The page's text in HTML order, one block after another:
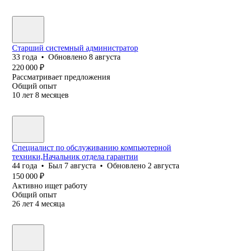
Старший системный администратор
33 года • Обновлено 8 августа
220 000 ₽
Рассматривает предложения
Общий опыт
10 лет 8 месяцев
Специалист по обслуживанию компьютерной
техники,Начальник отдела гарантии
44 года • Был 7 августа • Обновлено 2 августа
150 000 ₽
Активно ищет работу
Общий опыт
26 лет 4 месяца